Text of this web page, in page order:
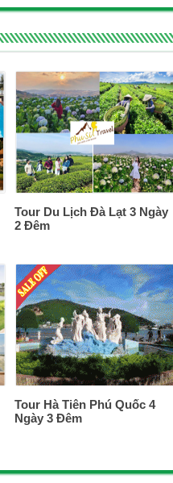
Tour Du Lịch Đà Lạt 3 Ngày
2 Đêm
Tour Hà Tiên Phú Quốc 4
Ngày 3 Đêm